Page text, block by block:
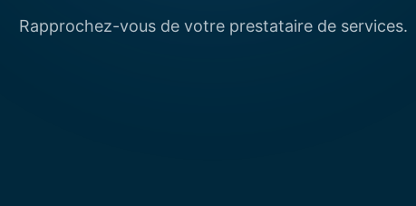
Rapprochez-vous de votre prestataire de services.